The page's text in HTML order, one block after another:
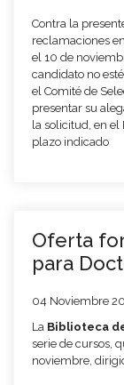
Contra la
reclamaciones
el 10 de
candidato no
el Comité de
presentar su
la solicitud, en el
plazo indicado
Oferta
para
04 Noviembre
La Biblioteca
serie de cursos,
noviembre,